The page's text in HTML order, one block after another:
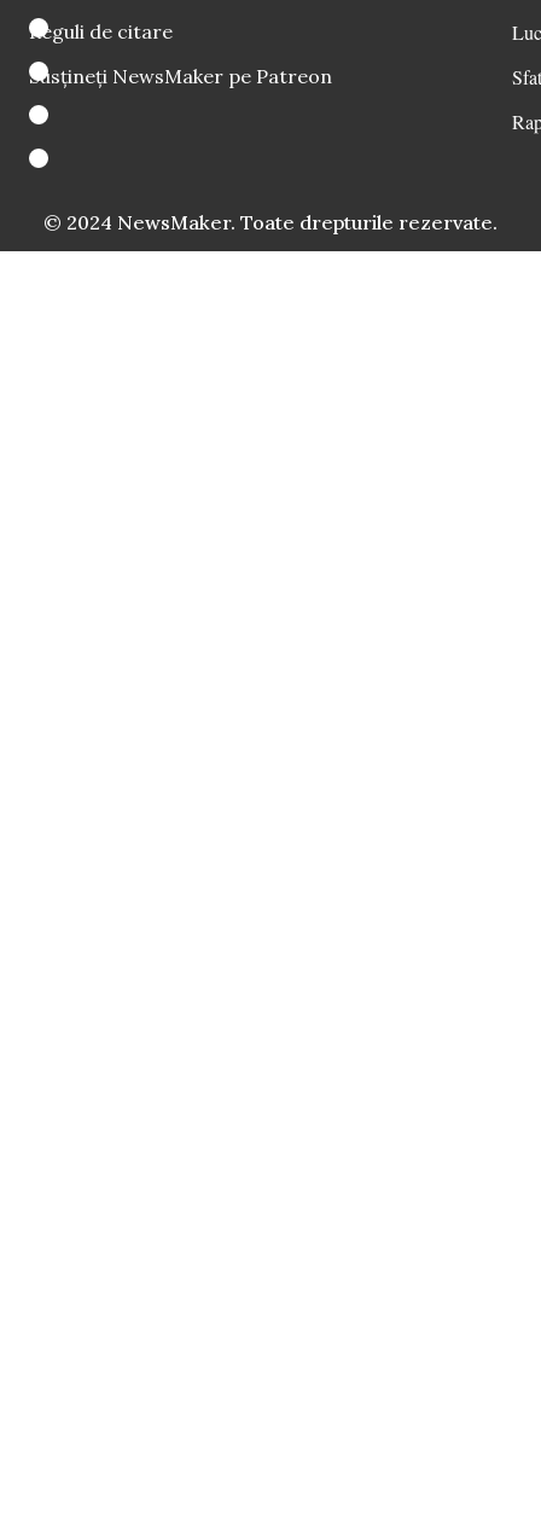
Reguli de citare
Susțineți NewsMaker pe Patreon
© 2024 NewsMaker. Toate drepturile rezervate.